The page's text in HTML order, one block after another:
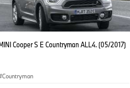
Cooper S E Countryman ALL4. (05/2017)
Countryman